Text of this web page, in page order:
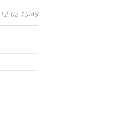
02 15:49